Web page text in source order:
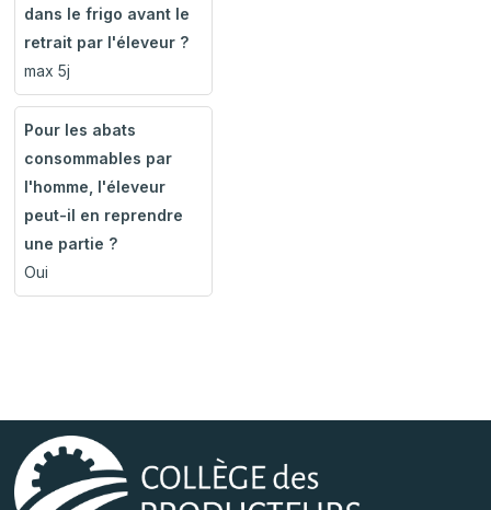
dans le frigo avant le
retrait par l'éleveur ?
max 5j
Pour les abats
consommables par
l'homme, l'éleveur
peut-il en reprendre
une partie ?
Oui